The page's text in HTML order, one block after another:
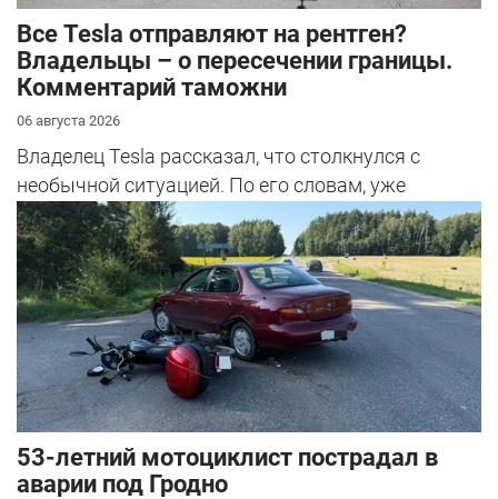
Все Tesla отправляют на рентген?
Владельцы – о пересечении границы.
Комментарий таможни
06 августа 2026
Владелец Tesla рассказал, что столкнулся с
необычной ситуацией. По его словам, уже
несколько раз при въезде в страну при...
53-летний мотоциклист пострадал в
аварии под Гродно